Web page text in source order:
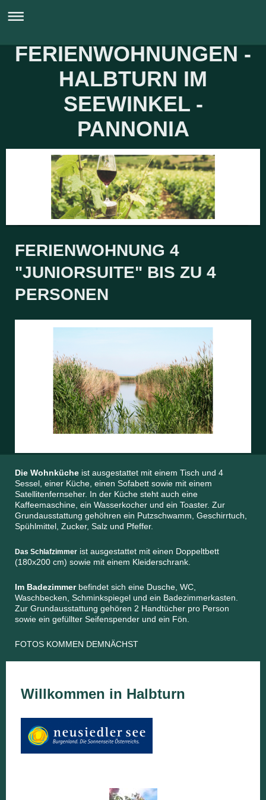
FERIENWOHNUNGEN -
HALBTURN IM
SEEWINKEL -
PANNONIA
FERIENWOHNUNG 4
"JUNIORSUITE" BIS ZU 4
PERSONEN
Die Wohnküche ist ausgestattet mit einem Tisch und 4
Sessel, einer Küche, einen Sofabett sowie mit einem
Satellitenfernseher. In der Küche steht auch eine
Kaffeemaschine, ein Wasserkocher und ein Toaster. Zur
Grundausstattung gehöhren ein Putzschwamm, Geschirrtuch,
Spühlmittel, Zucker, Salz und Pfeffer.
Das Schlafzimmer ist ausgestattet mit einen Doppeltbett
(180x200 cm) sowie mit einem Kleiderschrank.
Im Badezimmerbefindet sich eine Dusche, WC,
Waschbecken, Schminkspiegel und ein Badezimmerkasten.
Zur Grundausstattung gehören 2 Handtücher pro Person
sowie ein gefüllter Seifenspender und ein Fön.
FOTOS KOMMEN DEMNÄCHST
Willkommen in Halbturn